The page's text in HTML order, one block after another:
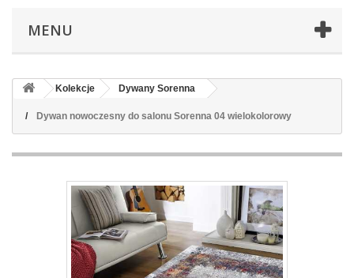
MENU
Kolekcje Dywany Sorenna
Dywan nowoczesny do salonu Sorenna 04 wielokolorowy